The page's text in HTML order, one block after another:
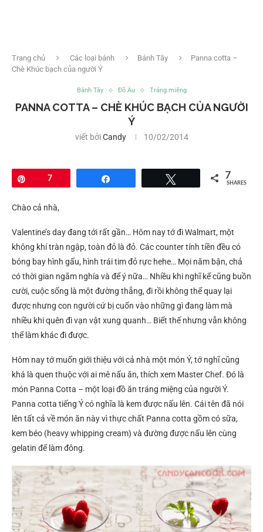
Trang chủ Các loại bánh Bánh Tây
Panna cotta –
Chè Khúc bạch của người Ý
Bánh Tây Đồ Âu Tráng miệng
PANNA COTTA – CHÈ KHÚC BẠCH CỦA NGƯỜI
Ý
viết bởiCandy 10/02/2014
7 7
SHARES
Chào cả nhà,
Valentine’s day đang tới rất gần… Hôm nay tớ đi Walmart, một
không khí tràn ngập, toàn đỏ là đỏ. Các counter tính tiền đều có
bóng bay hình gấu, hình trái tim đỏ rực hehe… Mọi năm bận, chả
có thời gian ngắm nghía và để ý nữa… Nhiều khi nghĩ kể cũng buồn
cười, cuộc sống là một đường thẳng, đi rồi không thể quay lại
được nhưng con người cứ bị cuốn vào những gì đang làm mà
nhiều khi quên đi vạn vật xung quanh… Biết thế nhưng vẫn không
thể làm khác đi được.
Hôm nay tớ muốn giới thiệu với cả nhà một món Ý, tớ nghĩ cũng
khá là quen thuộc với ai mê nấu ăn, thích xem Master Chef. Đó là
món Panna Cotta – một loại đồ ăn tráng miệng của người Ý.
Panna cotta tiếng Ý có nghĩa là kem được nấu lên. Cái tên đã nói
lên tất cả về món ăn này vì thực chất Panna cotta gồm có sữa,
kem béo (heavy whipping cream) và đường được nấu lên cùng
gelatin để làm đông.